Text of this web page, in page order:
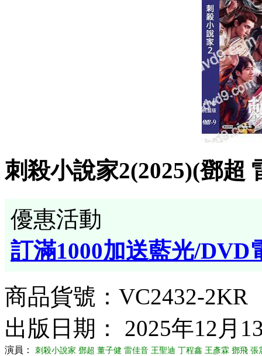
刺殺小說家2(2025)(鄧超
優惠活動
訂滿1000加送藍光/DVD
商品貨號：VC2432-2KR
出版日期： 2025年12月
演員： 刺殺小說家 鄧超 董子健 雷佳音 王聖迪 丁程鑫 王彥霖 鄧飛 張